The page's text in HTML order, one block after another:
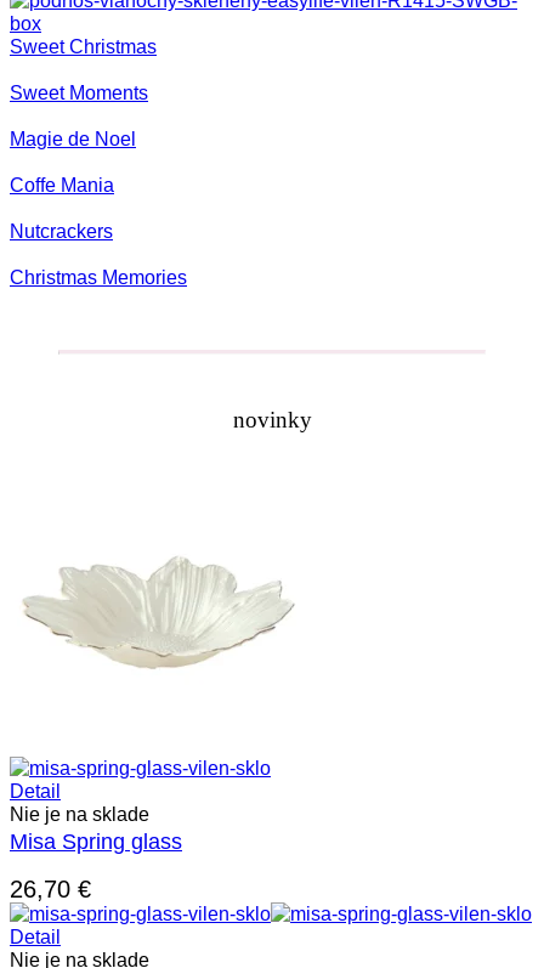
Sweet Christmas
Sweet Moments
Magie de Noel
Coffe Mania
Nutcrackers
Christmas Memories
novinky
Detail
Nie je na sklade
Misa Spring glass
26,70 €
Detail
Nie je na sklade